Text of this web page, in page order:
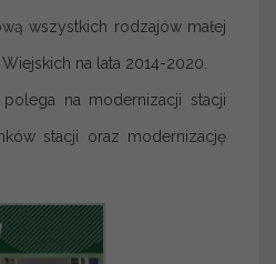
wszystkich rodzajów małej
na lata 2014-2020.
na modernizacji stacji
stacji oraz modernizację